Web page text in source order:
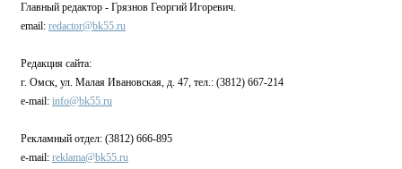
Главный редактор - Грязнов Георгий Игоревич.
email: redactor@bk55.ru
Редакция сайта:
г. Омск, ул. Малая Ивановская, д. 47, тел.: (3812) 667-214
e-mail: info@bk55.ru
Рекламный отдел: (3812) 666-895
e-mail: reklama@bk55.ru